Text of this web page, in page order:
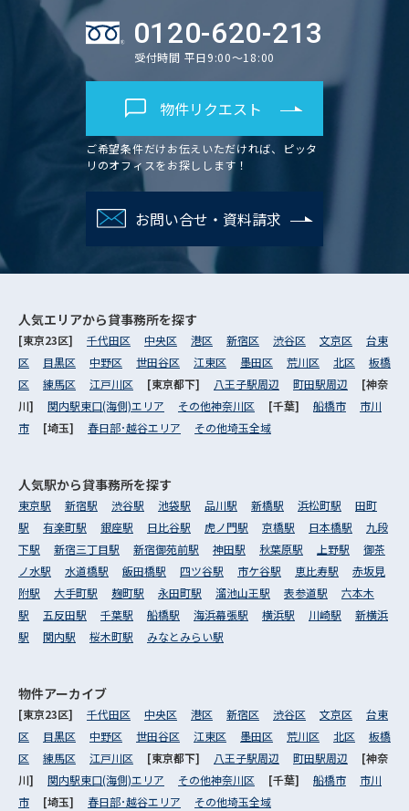
0120-620-213
受付時間 平日9:00～18:00
物件リクエスト
ご希望条件だけお伝えいただければ、ピッタ
リのオフィスをお探しします！
お問い合せ・資料請求
人気エリアから貸事務所を探す
[東京23区] 千代田区 中央区 港区 新宿区 渋谷区 文京区
台東
区
目黒区 中野区 世田谷区 江東区 墨田区 荒川区 北区
板橋
区
練馬区 江戸川区 [東京都下] 八王子駅周辺 町田駅周辺
[神奈
川] 関内駅東口(海側)エリア その他神奈川区 [千葉] 船橋市
市川
市
[埼玉] 春日部･越谷エリア その他埼玉全域
人気駅から貸事務所を探す
東京駅 新宿駅 渋谷駅 池袋駅 品川駅 新橋駅 浜松町駅
田町
駅
有楽町駅 銀座駅 日比谷駅 虎ノ門駅 京橋駅 日本橋駅
九段
下駅
新宿三丁目駅 新宿御苑前駅 神田駅 秋葉原駅 上野駅
御茶
ノ水駅
水道橋駅 飯田橋駅 四ツ谷駅 市ケ谷駅 恵比寿駅
赤坂見
附駅
大手町駅 麹町駅 永田町駅 溜池山王駅 表参道駅
六本木
駅
五反田駅 千葉駅 船橋駅 海浜幕張駅 横浜駅 川崎駅
新横浜
駅
関内駅 桜木町駅 みなとみらい駅
物件アーカイブ
[東京23区] 千代田区 中央区 港区 新宿区 渋谷区 文京区
台東
区
目黒区 中野区 世田谷区 江東区 墨田区 荒川区 北区
板橋
区
練馬区 江戸川区 [東京都下] 八王子駅周辺 町田駅周辺
[神奈
川] 関内駅東口(海側)エリア その他神奈川区 [千葉] 船橋市
市川
市
[埼玉] 春日部･越谷エリア その他埼玉全域